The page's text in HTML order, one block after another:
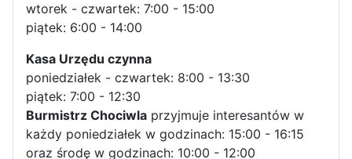
wtorek - czwartek: 7:00 - 15:00
piątek: 6:00 - 14:00
Kasa Urzędu czynna
poniedziałek - czwartek: 8:00 - 13:30
piątek: 7:00 - 12:30
Burmistrz Chociwla przyjmuje interesantów w
każdy poniedziałek w godzinach: 15:00 - 16:15
oraz środę w godzinach: 10:00 - 12:00